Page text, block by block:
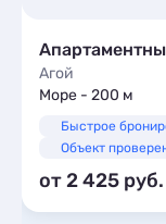
Агой
Море - 200 м
Быстрое
Объект
от 2 425